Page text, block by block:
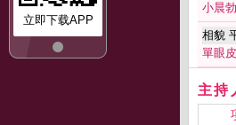
立即下载APP
小晨
相貌
單眼
主持